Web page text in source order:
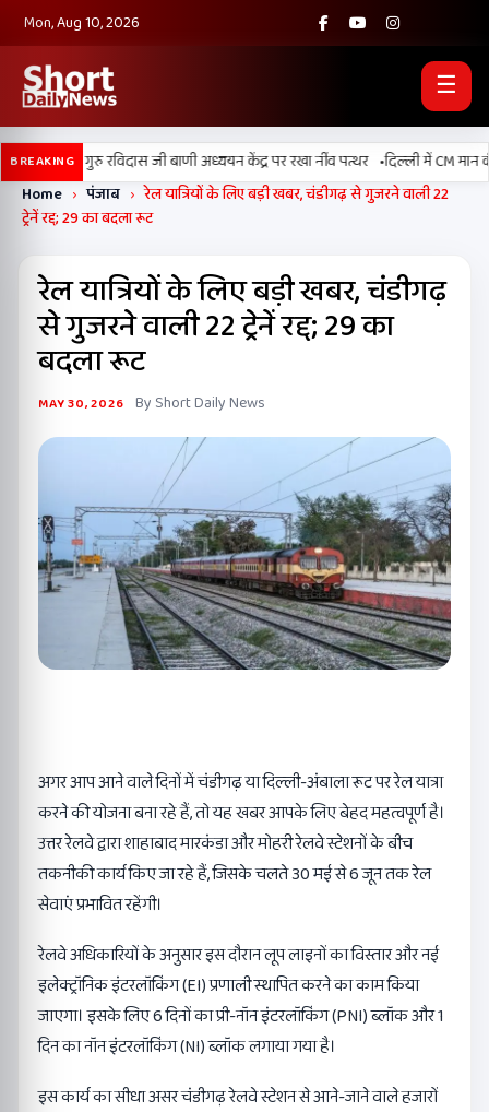
Mon, Aug 10, 2026
☰
BREAKING
में श्री गुरु रविदास जी बाणी अध्ययन केंद्र पर रखा नींव पत्थर •दिल्ली में CM मान
Home › पंजाब › रेल यात्रियों के लिए बड़ी खबर, चंडीगढ़ से गुजरने वाली 22
ट्रेनें रद्द; 29 का बदला रूट
रेल यात्रियों के लिए बड़ी खबर, चंडीगढ़
से गुजरने वाली 22 ट्रेनें रद्द; 29 का
बदला रूट
MAY 30, 2026 By Short Daily News
अगर आप आने वाले दिनों में चंडीगढ़ या दिल्ली-अंबाला रूट पर रेल यात्रा
करने की योजना बना रहे हैं, तो यह खबर आपके लिए बेहद महत्वपूर्ण है।
उत्तर रेलवे द्वारा शाहाबाद मारकंडा और मोहरी रेलवे स्टेशनों के बीच
तकनीकी कार्य किए जा रहे हैं, जिसके चलते 30 मई से 6 जून तक रेल
सेवाएं प्रभावित रहेंगी।
रेलवे अधिकारियों के अनुसार इस दौरान लूप लाइनों का विस्तार और नई
इलेक्ट्रॉनिक इंटरलॉकिंग (EI) प्रणाली स्थापित करने का काम किया
जाएगा। इसके लिए 6 दिनों का प्री-नॉन इंटरलॉकिंग (PNI) ब्लॉक और 1
दिन का नॉन इंटरलॉकिंग (NI) ब्लॉक लगाया गया है।
इस कार्य का सीधा असर चंडीगढ़ रेलवे स्टेशन से आने-जाने वाले हजारों